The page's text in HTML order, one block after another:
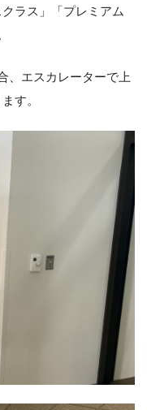
ラス」「プレミアム
、エスカレーターで上
す。